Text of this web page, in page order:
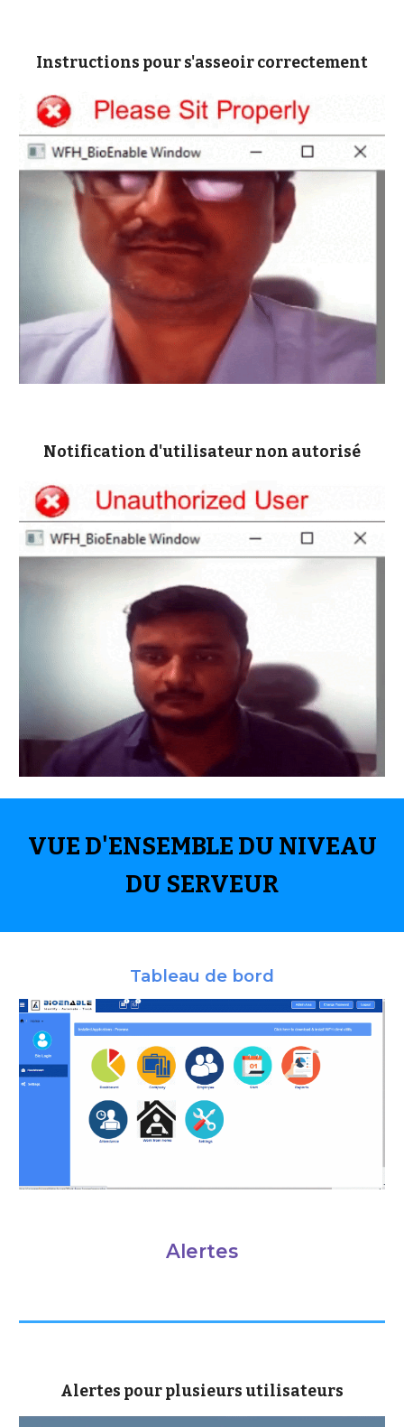
Instructions pour s'asseoir correctement
Notification d'utilisateur non autorisé
VUE D'ENSEMBLE DU NIVEAU
DU SERVEUR
Tableau de bord
Alertes
Alertes pour plusieurs utilisateurs